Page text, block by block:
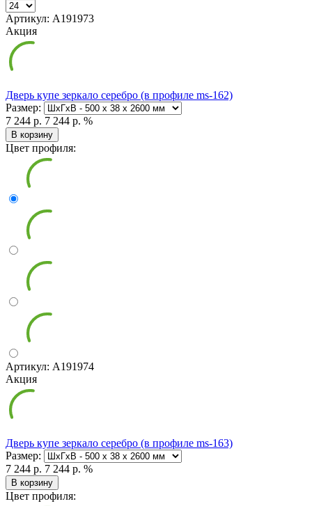
Артикул: А191973
Акция
Дверь купе зеркало серебро (в профиле ms-162)
Размер:
7 244 р. 7 244 р. %
В корзину
Цвет профиля:
Артикул: А191974
Акция
Дверь купе зеркало серебро (в профиле ms-163)
Размер:
7 244 р. 7 244 р. %
В корзину
Цвет профиля: